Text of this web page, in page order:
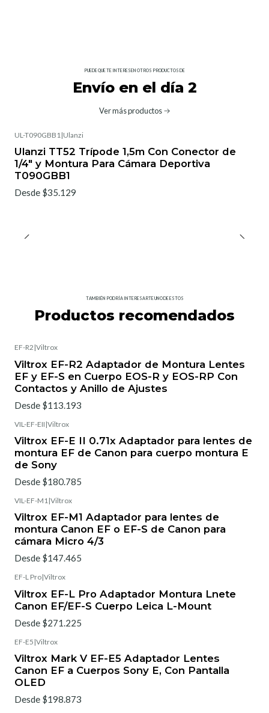
PUEDE QUE TE INTERESEN OTROS PRODUCTOS DE
Envío en el día 2
Ver más productos
UL-T090GBB1 |Ulanzi
Ulanzi TT52 Trípode 1,5m Con Conector de
1/4" y Montura Para Cámara Deportiva
T090GBB1
Desde $35.129
TAMBIÉN PODRÍA INTERESARTE UNO DE ESTOS
Productos recomendados
EF-R2 |Viltrox
Viltrox EF-R2 Adaptador de Montura Lentes
EF y EF-S en Cuerpo EOS-R y EOS-RP Con
Contactos y Anillo de Ajustes
Desde $113.193
VIL-EF-EII |Viltrox
Viltrox EF-E II 0.71x Adaptador para lentes de
montura EF de Canon para cuerpo montura E
de Sony
Desde $180.785
VIL-EF-M1|Viltrox
Viltrox EF-M1 Adaptador para lentes de
montura Canon EF o EF-S de Canon para
cámara Micro 4/3
Desde $147.465
EF-L Pro|Viltrox
Viltrox EF-L Pro Adaptador Montura Lnete
Canon EF/EF-S Cuerpo Leica L-Mount
Desde $271.225
EF-E5 |Viltrox
Viltrox Mark V EF-E5 Adaptador Lentes
Canon EF a Cuerpos Sony E, Con Pantalla
OLED
Desde $198.873